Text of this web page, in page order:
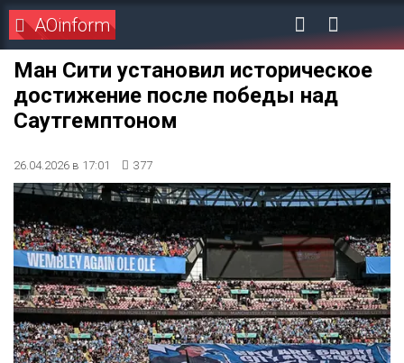
AOinform
Ман Сити установил историческое
достижение после победы над
Саутгемптоном
26.04.2026 в 17:01 377